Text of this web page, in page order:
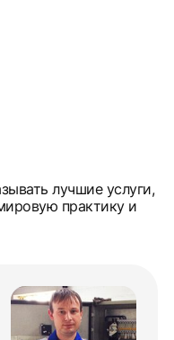
лучшие услуги,
практику и